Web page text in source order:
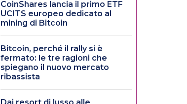
CoinShares lancia il primo ETF
UCITS europeo dedicato al
mining di Bitcoin
Bitcoin, perché il rally si è
fermato: le tre ragioni che
spiegano il nuovo mercato
ribassista